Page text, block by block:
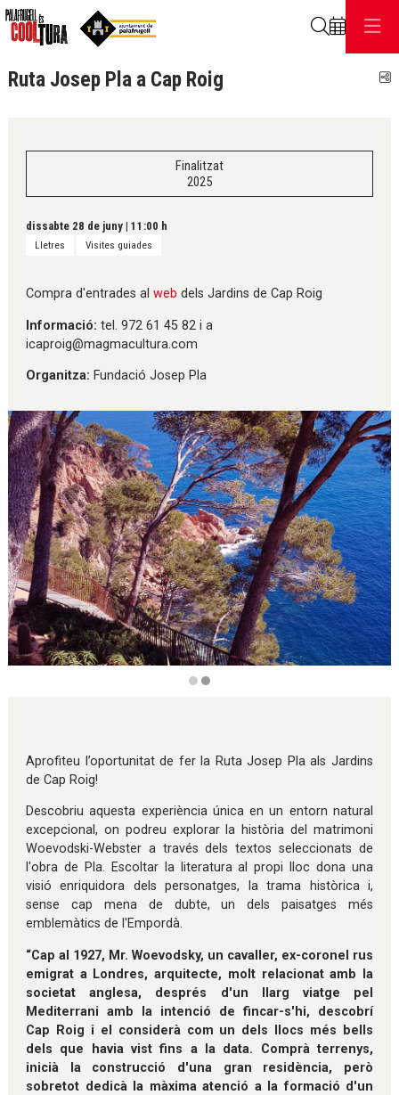
Ruta Josep Pla a Cap Roig
Finalitzat
2025
dissabte 28 de juny | 11:00 h
Lletres Visites guiades
Compra d'entrades al web dels Jardins de Cap Roig
Informació: tel. 972 61 45 82 i a
icaproig@magmacultura.com
Organitza: Fundació Josep Pla
Aprofiteu l’oportunitat de fer la Ruta Josep Pla als Jardins
de Cap Roig!
Descobriu aquesta experiència única en un entorn natural
excepcional, on podreu explorar la història del matrimoni
Woevodski-Webster a través dels textos seleccionats de
l'obra de Pla. Escoltar la literatura al propi lloc dona una
visió enriquidora dels personatges, la trama històrica i,
sense cap mena de dubte, un dels paisatges més
emblemàtics de l'Empordà.
“Cap al 1927, Mr. Woevodsky, un cavaller, ex-coronel rus
emigrat a Londres, arquitecte, molt relacionat amb la
societat anglesa, després d'un llarg viatge pel
Mediterrani amb la intenció de fincar-s'hi, descobrí
Cap Roig i el considerà com un dels llocs més bells
dels que havia vist fins a la data. Comprà terrenys,
inicià la construcció d'una gran residència, però
sobretot dedicà la màxima atenció a la formació d'un